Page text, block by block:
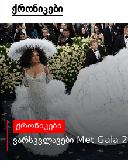
ქრონიკები
ქრონიკები
ვარსკვლავები Met Gala